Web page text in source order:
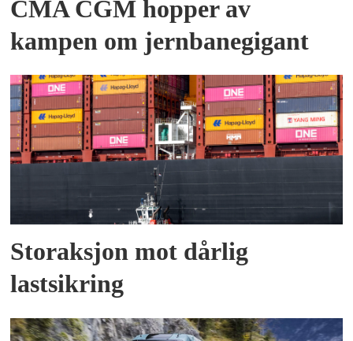
CMA CGM hopper av
kampen om jernbanegigant
Storaksjon mot dårlig
lastsikring